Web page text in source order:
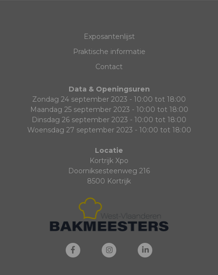
Exposantenlijst
Praktische informatie
Contact
Data & Openingsuren
Zondag 24 september 2023 - 10:00 tot 18:00
Maandag 25 september 2023 - 10:00 tot 18:00
Dinsdag 26 september 2023 - 10:00 tot 18:00
Woensdag 27 september 2023 - 10:00 tot 18:00
Locatie
Kortrijk Xpo
Doorniksesteenweg 216
8500 Kortrijk